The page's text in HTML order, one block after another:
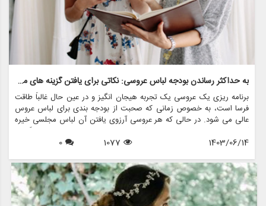
به حداکثر رساندن بودجه لباس عروسی: نکاتی برای یافتن گزینه های مقرون به صرفه
برنامه ریزی یک عروسی یک تجربه هیجان انگیز و در عین حال غالباً طاقت
فرسا است، به خصوص زمانی که صحبت از بودجه بندی برای لباس عروس
عالی می شود. در حالی که هر عروسی آرزوی یافتن آن لباس مجلسی خیره
کننده را دارد، واقعیت این است که لباس عروسی می تواند با قیمت گزافی
همراه باشد. با این حال، با برنامه ریزی دقیق و استراتژی های خرید
سبک یا کیفیت بیابید. در این مقاله، نکات مختلفی را برای به حداکثر رساندن
بودجه لباس عروس بررسی خواهیم کرد، از جمله اینکه چگونه فروشگاه هایی
مانند مزون چرخچی می توانند به شما در رسیدن به دیدگاه عروسی تان
کمک کنند، بدون اینکه پولی از دست بدهید.
1403/06/14
1077
0